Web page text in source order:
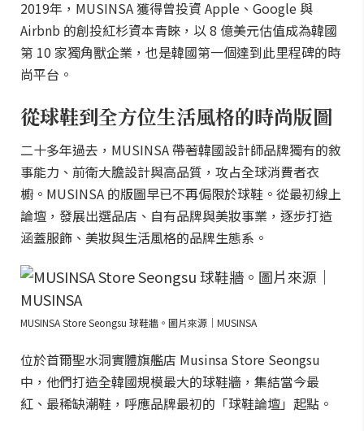
2019年，MUSINSA 獲得曾投資 Apple、Google 與
Airbnb 的創投紅杉資本青睞，以 8 億美元估值成為韓國
第 10 家獨角獸企業，也是韓國第一個達到此里程碑的時
尚平台。
從球鞋到全方位生活風格的時尚版圖
二十多年過去，MUSINSA 帶著韓國設計師品牌獨有的敘
事能力、前衛大膽設計與高品質，攻占全球消費者衣
櫥。MUSINSA 的版圖早已不再侷限於球鞋。從最初線上
論壇，發展出選品店、自有品牌與美妝事業，逐步打造
涵蓋服飾、美妝與生活風格的品牌生態系。
MUSINSA Store Seongsu 球鞋牆。圖片來源｜MUSINSA
位於首爾聖水洞實體旗艦店 Musinsa Store Seongsu
中，他們打造全韓國規模最大的球鞋牆，集結當今最
紅、最稀缺潮鞋，呼應品牌最初的「球鞋論壇」起點。